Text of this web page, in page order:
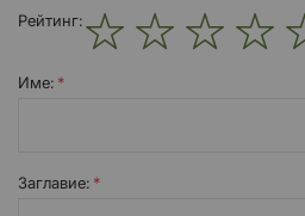
Намерете съединителя за
понякога може да е под резервоара.
почистване на електрически
Рейтинг:
Име:
Заглавиe: